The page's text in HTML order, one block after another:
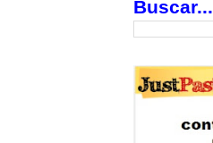
Buscar...